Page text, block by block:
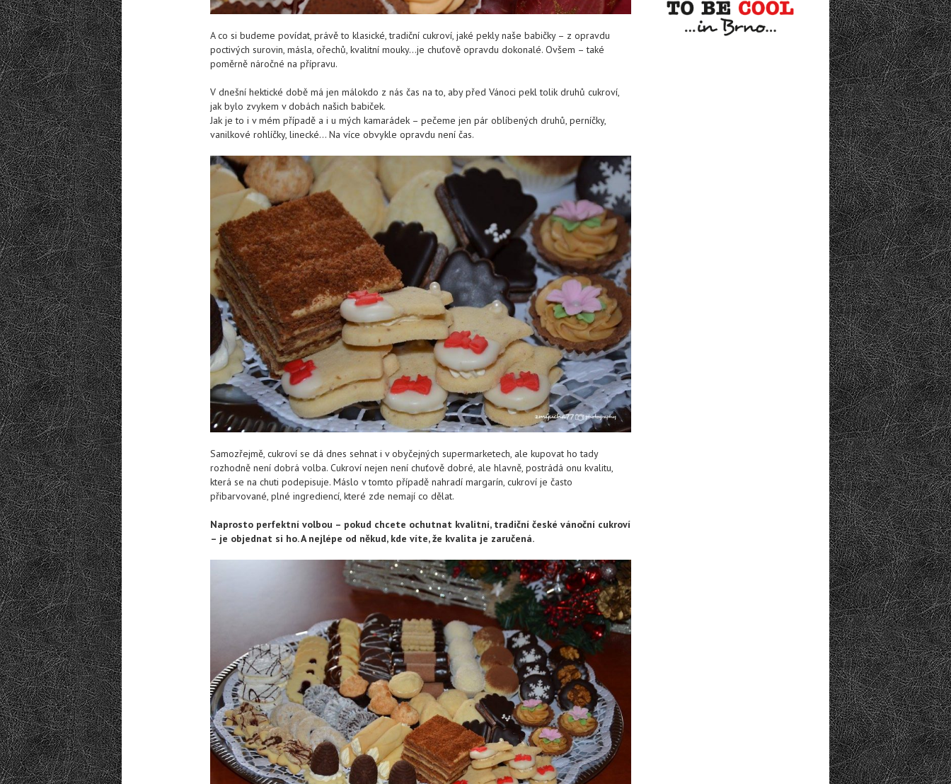
A co si budeme povídat, právě to klasické, tradiční cukroví, jaké pekly naše babičky – z opravdu
poctivých surovin, másla, ořechů, kvalitní mouky…je chuťově opravdu dokonalé. Ovšem – také
poměrně náročné na přípravu.
V dnešní hektické době má jen málokdo z nás čas na to, aby před Vánoci pekl tolik druhů cukroví,
jak bylo zvykem v dobách našich babiček.
Jak je to i v mém případě a i u mých kamarádek – pečeme jen pár oblíbených druhů, perníčky,
vanilkové rohlíčky, linecké… Na více obvykle opravdu není čas.
Samozřejmě, cukroví se dá dnes sehnat i v obyčejných supermarketech, ale kupovat ho tady
rozhodně není dobrá volba. Cukroví nejen není chuťově dobré, ale hlavně, postrádá onu kvalitu,
která se na chuti podepisuje. Máslo v tomto případě nahradí margarín, cukroví je často
přibarvované, plné ingrediencí, které zde nemají co dělat.
Naprosto perfektní volbou – pokud chcete ochutnat kvalitní, tradiční české vánoční cukroví
– je objednat si ho. A nejlépe od někud, kde víte, že kvalita je zaručená.